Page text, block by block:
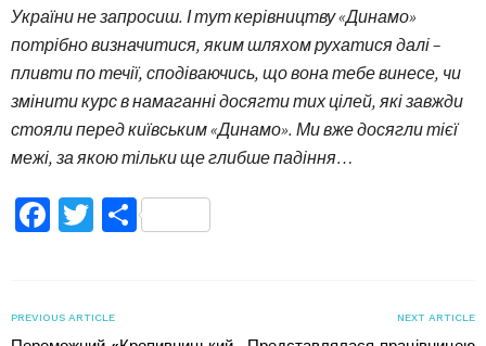
України не запросиш. І тут керівництву «Динамо»
потрібно визначитися, яким шляхом рухатися далі –
пливти по течії, сподіваючись, що вона тебе винесе, чи
змінити курс в намаганні досягти тих цілей, які завжди
стояли перед київським «Динамо». Ми вже досягли тієї
межі, за якою тільки ще глибше падіння…
Facebook
TwitterПоділитися
PREVIOUS ARTICLE NEXT ARTICLE